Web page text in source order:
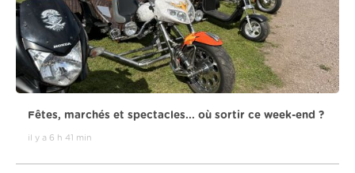
Fêtes, marchés et spectacles... où sortir ce week-end ?
il y a 6 h 41 min